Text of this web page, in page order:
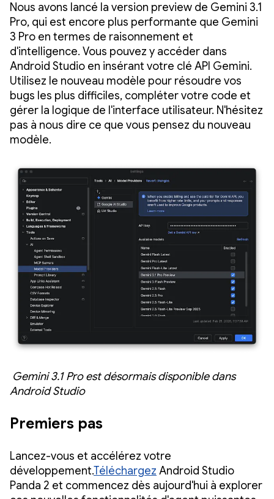
Nous avons lancé la version preview de Gemini 3.1
Pro, qui est encore plus performante que Gemini
3 Pro en termes de raisonnement et
d'intelligence. Vous pouvez y accéder dans
Android Studio en insérant votre clé API Gemini.
Utilisez le nouveau modèle pour résoudre vos
bugs les plus difficiles, compléter votre code et
gérer la logique de l'interface utilisateur. N'hésitez
pas à nous dire ce que vous pensez du nouveau
modèle.
Gemini 3.1 Pro est désormais disponible dans
Android Studio
Premiers pas
Lancez-vous et accélérez votre
développement.Téléchargez Android Studio
Panda 2 et commencez dès aujourd'hui à explorer